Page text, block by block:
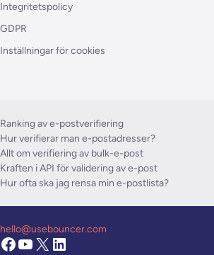
Integritetspolicy
GDPR
Inställningar för cookies
Ranking av e-postverifiering
Hur verifierar man e-postadresser?
Allt om verifiering av bulk-e-post
Kraften i API för validering av e-post
Hur ofta ska jag rensa min e-postlista?
hello@usebouncer.com